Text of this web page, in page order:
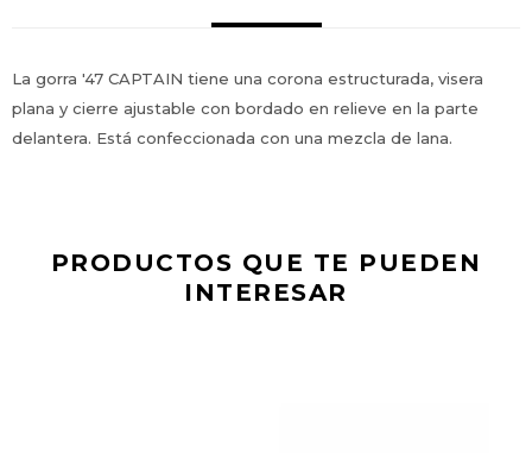
La gorra '47 CAPTAIN tiene una corona estructurada, visera
plana y cierre ajustable con bordado en relieve en la parte
delantera. Está confeccionada con una mezcla de lana.
PRODUCTOS QUE TE PUEDEN
INTERESAR